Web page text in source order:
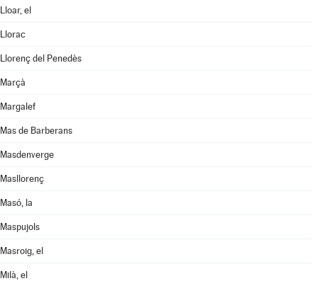
Lloar, el
Llorac
Llorenç del Penedès
Marçà
Margalef
Mas de Barberans
Masdenverge
Masllorenç
Masó, la
Maspujols
Masroig, el
Milà, el